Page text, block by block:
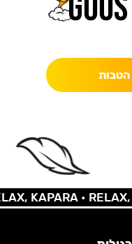
הטבות
KAPARA •RELAX,